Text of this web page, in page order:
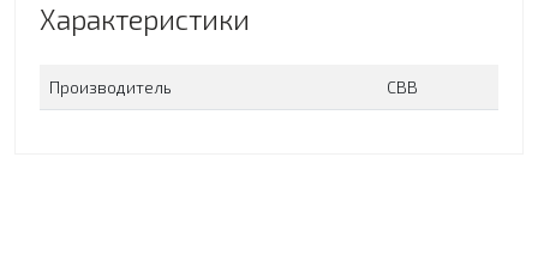
Характеристики
Производитель СВВ